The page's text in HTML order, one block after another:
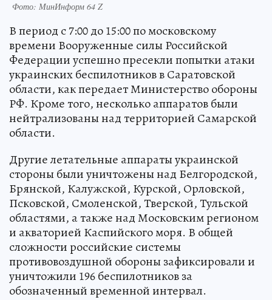
Фото: МинИнформ 64 Z
В период с 7:00 до 15:00 по московскому
времени Вооруженные силы Российской
Федерации успешно пресекли попытки атаки
украинских беспилотников в Саратовской
области, как передает Министерство обороны
РФ. Кроме того, несколько аппаратов были
нейтрализованы над территорией Самарской
области.
Другие летательные аппараты украинской
стороны были уничтожены над Белгородской,
Брянской, Калужской, Курской, Орловской,
Псковской, Смоленской, Тверской, Тульской
областями, а также над Московским регионом
и акваторией Каспийского моря. В общей
сложности российские системы
противовоздушной обороны зафиксировали и
уничтожили 196 беспилотников за
обозначенный временной интервал.